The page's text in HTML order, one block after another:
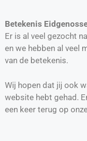
Betekenis
Er is al veel gezocht
en we hebben al veel
van de betekenis.
Wij hopen dat jij ook
website hebt gehad.
een keer terug op